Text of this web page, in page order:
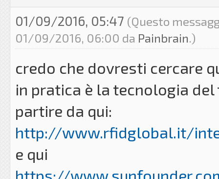
01/09/2016, 05:47 (Questo
01/09/2016, 06:00 da Painbrain.)
credo che dovresti cercare
in pratica è la tecnologia
partire da qui:
http://www.rfidglobal.it/
e qui
https://